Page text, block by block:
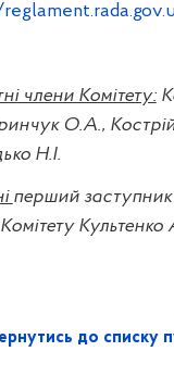
члени Комітету:
О.А.,
Н.І.
перший заступник
Культенко
до списку